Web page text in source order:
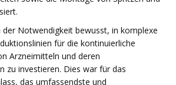
der Notwendigkeit bewusst, in komplexe
für die kontinuierliche
Arzneimitteln und deren
zu investieren. Dies war für das
das umfassendste und